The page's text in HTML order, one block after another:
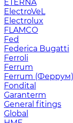
ETERNA
ElectroVeL
Electrolux
FLAMCO
Fed
Federica Bugatti
Ferroli
Ferrum
Ferrum (Феррум)
Fondital
Garanterm
General fitings
Global